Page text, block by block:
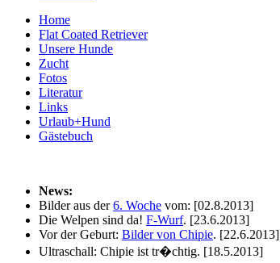
Home
Flat Coated Retriever
Unsere Hunde
Zucht
Fotos
Literatur
Links
Urlaub+Hund
Gästebuch
News:
Bilder aus der6. Woche vom: [02.8.2013]
Die Welpen sind da! F-Wurf. [23.6.2013]
Vor der Geburt: Bilder von Chipie. [22.6.2013]
Ultraschall: Chipie ist tr�chtig. [18.5.2013]